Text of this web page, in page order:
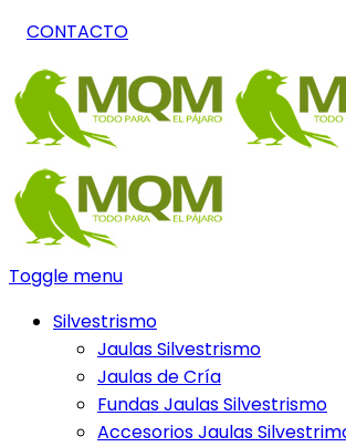
CONTACTO
Toggle menu
Silvestrismo
Jaulas Silvestrismo
Jaulas de Cría
Fundas Jaulas Silvestrismo
Accesorios Jaulas